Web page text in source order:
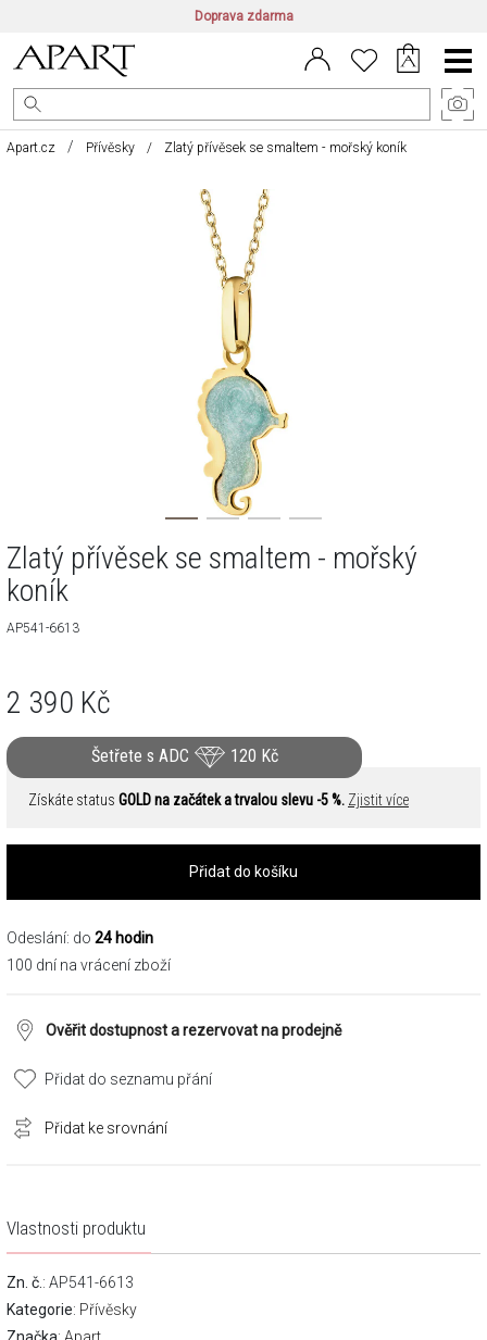
Doprava zdarma
CZ/CZK | EN/EUR PL/PLN
Main
Menu
Apart.cz Přívěsky Zlatý přívěsek se smaltem - mořský koník
Zlatý přívěsek se smaltem - mořský
koník
AP541-6613
2 390 Kč
Šetřete s ADC 120 Kč
Získáte status GOLD na začátek a trvalou slevu -5 %. Zjistit více
Přidat do košíku
Odeslání: do 24 hodin
100 dní na vrácení zboží
Ověřit dostupnost a rezervovat na prodejně
Přidat do seznamu přání
Přidat ke srovnání
Vlastnosti produktu
Zn. č. : AP541-6613
Kategorie: Přívěsky